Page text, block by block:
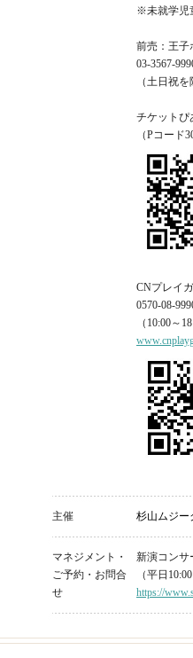
※未就学児
前売：王子
03-3567-
（土日祝
チケットぴ
（Pコード
CNプレイ
0570-08-
（10:00～
主催 杉山ムジー
マネジメント・
ご予約・お問合
せ
新演コンサ
（平日
https://